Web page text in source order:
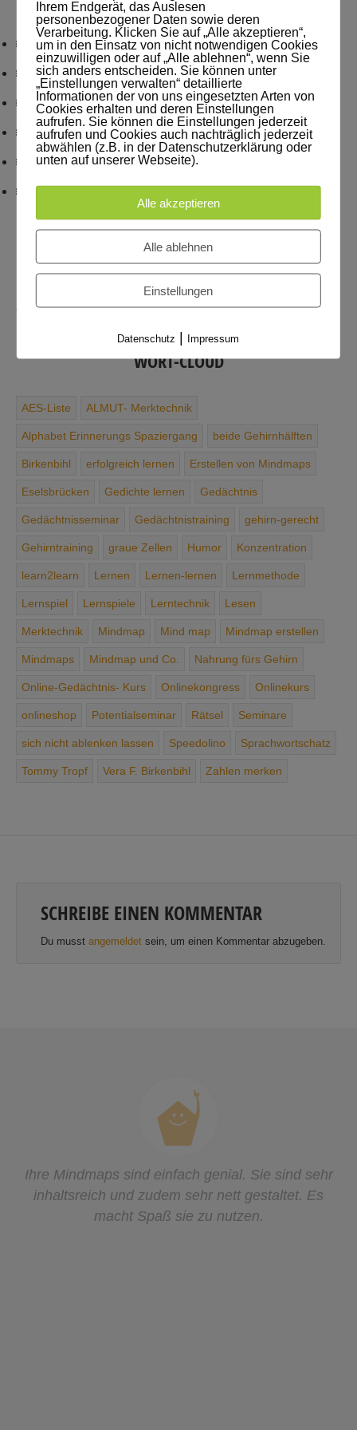
Neues aus Akademie und Lernwerkstatt
Mit Mindmaps besser lernen
Lernmethoden
Tipps für Gehirnbenutzer
Aus Unterricht und Studium
Hier gibt’s was zum Lachen
ERWEITERE DEINE INSEL
Melden Sie sich für unseren Newsletter an und
erhalten Sie exklusive Inhalte aus unserem Blog!
WORT-CLOUD
AES-Liste ALMUT- Merktechnik
Alphabet ­Erinnerungs ­Spaziergang beide Gehirnhälften
Birkenbihl erfolgreich lernen Erstellen von Mindmaps
Eselsbrücken Gedichte ­lernen Gedächtnis
Gedächtnisseminar Gedächtnis­training gehirn-gerecht
Gehirntraining graue Zellen Humor Konzentration
learn2learn Lernen Lernen-lernen Lernmethode
Lernspiel Lernspiele Lerntechnik Lesen
Merktechnik Mindmap Mind map Mindmap erstellen
Mindmaps Mindmap und Co. Nahrung ­fürs ­Gehirn
Online-Gedächtnis- Kurs Onlinekongress Onlinekurs
onlineshop Potentialseminar Rätsel Seminare
sich ­nicht ­ablenken ­lassen Speedolino Sprachwortschatz
Tommy Tropf Vera F. Birkenbihl Zahlen merken
SCHREIBE EINEN KOMMENTAR
Du musst angemeldet sein, um einen Kommentar abzugeben.
Es war durch und durch ein so schöner und
erfolgreicher Tag bei uns in der Schule! Vielen
Dank noch ein mal! Ich werde seit Montag von
Ihrem Endgerät, das Auslesen
personenbezogener Daten sowie deren
Verarbeitung. Klicken Sie auf „Alle akzeptieren“,
um in den Einsatz von nicht notwendigen Cookies
einzuwilligen oder auf „Alle ablehnen“, wenn Sie
sich anders entscheiden. Sie können unter
„Einstellungen verwalten“ detaillierte
Informationen der von uns eingesetzten Arten von
Cookies erhalten und deren Einstellungen
aufrufen. Sie können die Einstellungen jederzeit
aufrufen und Cookies auch nachträglich jederzeit
abwählen (z.B. in der Datenschutzerklärung oder
unten auf unserer Webseite).
Alle akzeptieren
Alle ablehnen
Einstellungen
Datenschutz | Impressum